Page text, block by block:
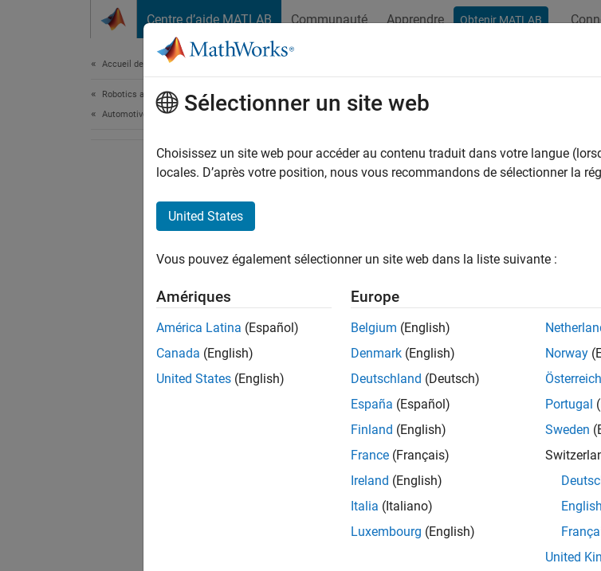
Centre d’aide MATLAB Communauté Apprendre Obtenir MATLAB
Accueil de la documentation
Robotics and Autonomous Systems
Automotive
How
Sélectionner un site web
Choisissez un site web pour accéder au contenu traduit dans votre langue
locales. D’après votre position, nous vous recommandons de sélectionner la
United States
Vous pouvez également sélectionner un site web dans la liste suivante :
Amériques
América Latina (Español)
Canada (English)
United States (English)
Europe
Belgium (English)
Denmark (English)
Deutschland (Deutsch)
España (Español)
Finland (English)
France (Français)
Ireland (English)
Italia (Italiano)
Luxembourg (English)
Norway
Österreich
Portugal
Sweden
English
United